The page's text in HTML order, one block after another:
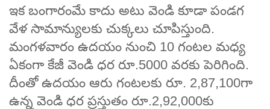
ఇక బంగారంమే కాదు అటు వెండి కూడా పండగ
వేళ సామాన్యులకు చుక్కలు చూపిస్తుంది.
మంగళవారం ఉదయం నుంచి 10 గంటల మధ్య
ఏకంగా కేజీ వెండి ధర రూ.5000 వరకు పెరిగింది.
దీంతో ఉదయం ఆరు గంటలకు రూ. 2,87,100గా
ఉన్న వెండి ధర ప్రస్తుతం రూ.2,92,000కు